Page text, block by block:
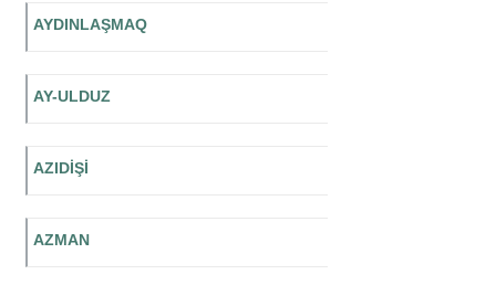
AYDINLAŞMAQ
AY-ULDUZ
AZIDİŞİ
AZMAN